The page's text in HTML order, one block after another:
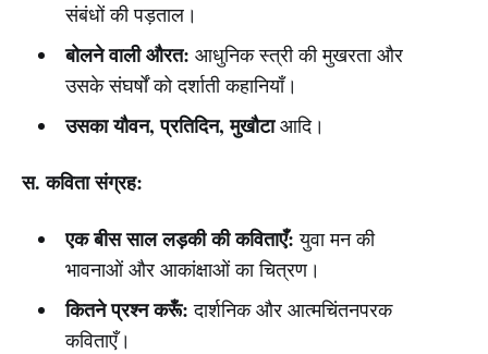
संबंधों की पड़ताल।
बोलने वाली औरत: आधुनिक स्त्री की मुखरता और
उसके संघर्षों को दर्शाती कहानियाँ।
उसका यौवन, प्रतिदिन, मुखौटाआदि।
स. कविता संग्रह:
एक बीस साल लड़की की कविताएँ: युवा मन की
भावनाओं और आकांक्षाओं का चित्रण।
कितने प्रश्न करूँ: दार्शनिक और आत्मचिंतनपरक
कविताएँ।